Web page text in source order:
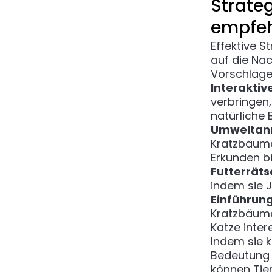
Effektive
auf die
natürliche
Erkunden
indem sie
Katze
Indem sie